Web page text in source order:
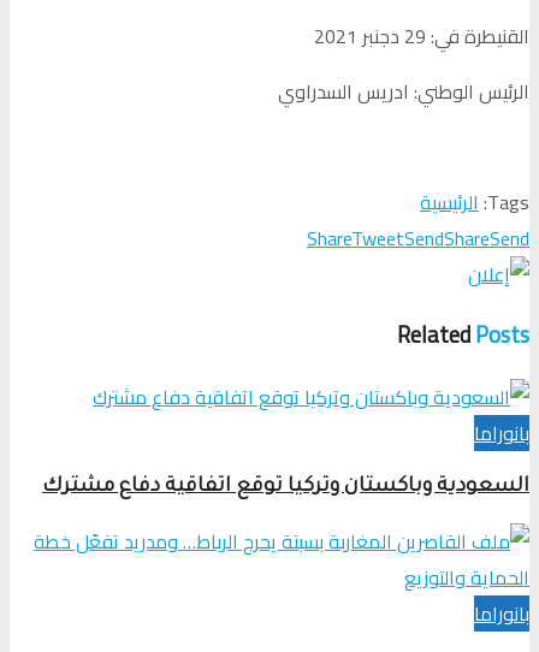
القنيطرة في: 29 دجنبر 2021
الرئيس الوطني: ادريس السدراوي
Tags: الرئيسية
ShareTweetSendShareSend
RelatedPosts
بانوراما
السعودية وباكستان وتركيا توقع اتفاقية دفاع مشترك
بانوراما